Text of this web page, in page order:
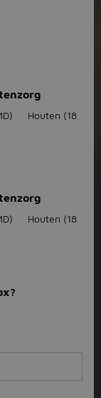
Houten (18
Houten (18